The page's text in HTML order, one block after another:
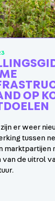
OP
er weer
tussen
van de uitrol